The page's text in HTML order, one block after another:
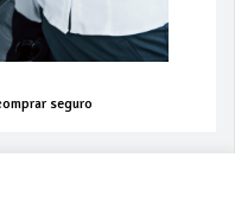
seguro